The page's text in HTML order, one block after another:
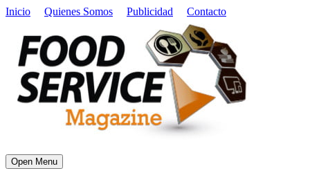
Inicio Quienes Somos Publicidad Contacto
Open Menu